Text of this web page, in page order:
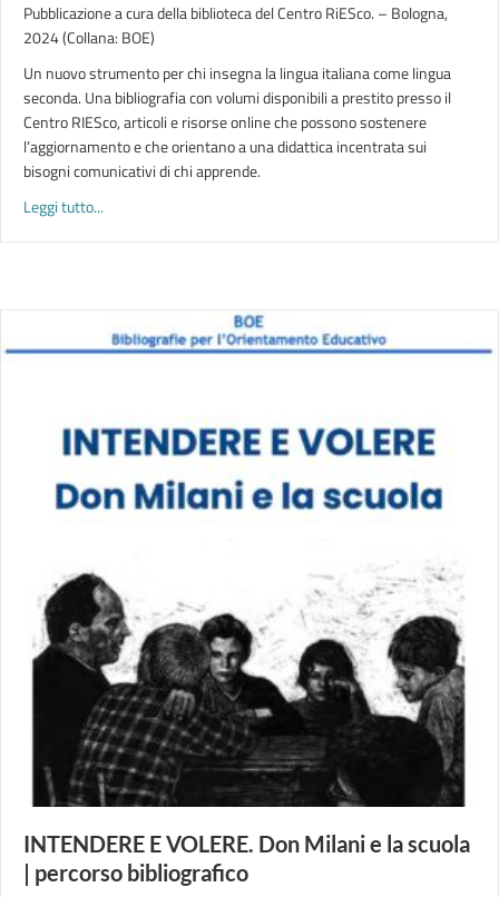
Pubblicazione a cura della biblioteca del Centro RiESco. – Bologna,
2024 (Collana: BOE)
Un nuovo strumento per chi insegna la lingua italiana come lingua
seconda. Una bibliografia con volumi disponibili a prestito presso il
Centro RIESco, articoli e risorse online che possono sostenere
l’aggiornamento e che orientano a una didattica incentrata sui
bisogni comunicativi di chi apprende.
Leggi tutto...
INTENDERE E VOLERE. Don Milani e la scuola
| percorso bibliografico